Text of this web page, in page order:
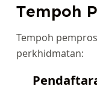
Tempoh
Tempoh
perkhidmatan: